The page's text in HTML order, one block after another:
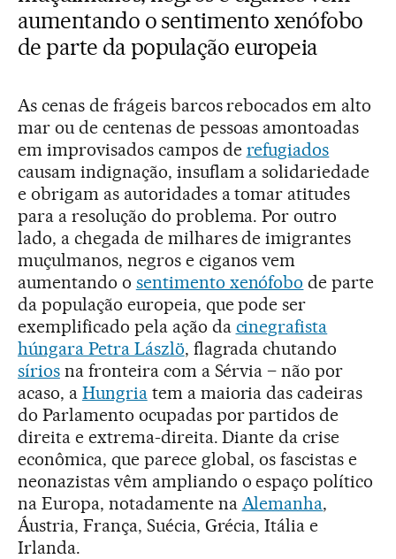
aumentando o sentimento xenófobo
de parte da população europeia
As cenas de frágeis barcos rebocados em alto
mar ou de centenas de pessoas amontoadas
em improvisados campos de refugiados
causam indignação, insuflam a solidariedade
e obrigam as autoridades a tomar atitudes
para a resolução do problema. Por outro
lado, a chegada de milhares de imigrantes
muçulmanos, negros e ciganos vem
aumentando o sentimento xenófobo de parte
da população europeia, que pode ser
exemplificado pela ação da cinegrafista
húngara Petra Lászlö, flagrada chutando
síriosna fronteira com a Sérvia – não por
acaso, a Hungriatem a maioria das cadeiras
do Parlamento ocupadas por partidos de
direita e extrema-direita. Diante da crise
econômica, que parece global, os fascistas e
neonazistas vêm ampliando o espaço político
na Europa, notadamente na Alemanha,
Áustria, França, Suécia, Grécia, Itália e
Irlanda.